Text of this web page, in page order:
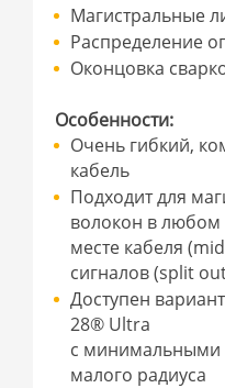
Магистральные
Распределение
Оконцовка
Особенности:
Очень гибкий,
кабель
Подходит для
волокон в любом
месте кабеля
сигналов (split
Доступен
28® Ultra
с минимальными
малого радиуса